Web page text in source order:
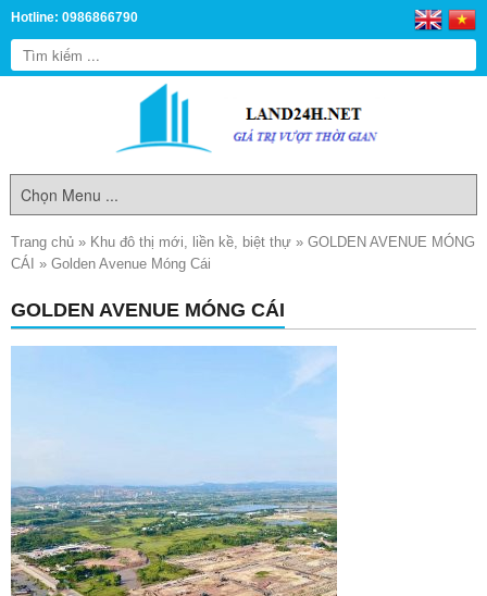
Hotline: 0986866790
Trang chủ » Khu đô thị mới, liền kề, biệt thự » GOLDEN AVENUE MÓNG
CÁI » Golden Avenue Móng Cái
GOLDEN AVENUE MÓNG CÁI